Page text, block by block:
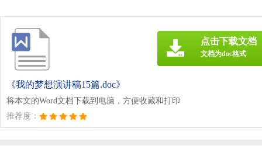
《我的梦想演讲稿15篇.doc》
将本文的Word文档下载到电脑，方便收藏和打印
推荐度：
点击下载文档
文档为doc格式